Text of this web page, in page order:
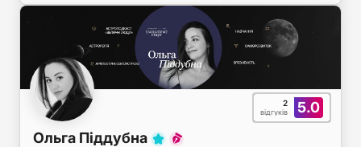
5.0
2
відгуків
Ольга Піддубна